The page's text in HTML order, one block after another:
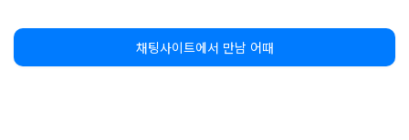
채팅사이트에서 만남 어때